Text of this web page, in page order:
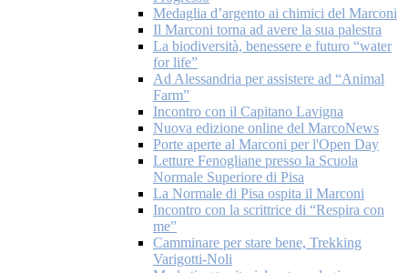
Medaglia d’argento ai chimici del Marconi
Il Marconi torna ad avere la sua palestra
La biodiversità, benessere e futuro “water
for life”
Ad Alessandria per assistere ad “Animal
Farm”
Incontro con il Capitano Lavigna
Nuova edizione online del MarcoNews
Porte aperte al Marconi per l'Open Day
Letture Fenogliane presso la Scuola
Normale Superiore di Pisa
La Normale di Pisa ospita il Marconi
Incontro con la scrittrice di “Respira con
me”
Camminare per stare bene, Trekking
Varigotti-Noli